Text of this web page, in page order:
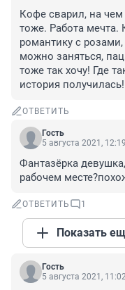
Кофе сварил, на чем
тоже. Работа мечта.
романтику с
можно заняться,
тоже так хочу! Где
история получилась!
ОТВЕТИТЬ
Гость
5 августа 2021, 12:19
Фантазёрка
рабочем
ОТВЕТИТЬ 1
Показать
Гость
5 августа 2021,